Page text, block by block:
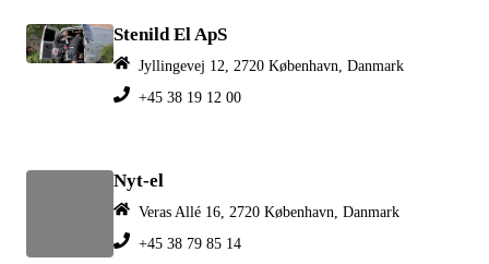
Stenild El ApS
Jyllingevej 12, 2720 København, Danmark
+45 38 19 12 00
Nyt-el
Veras Allé 16, 2720 København, Danmark
+45 38 79 85 14